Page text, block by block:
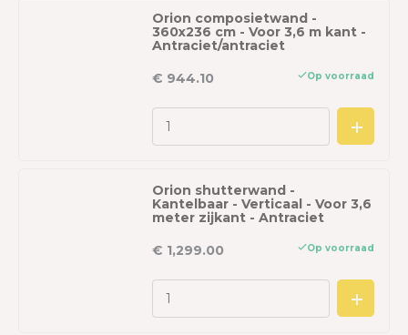
Orion composietwand -
360x236 cm - Voor 3,6 m kant -
Antraciet/antraciet
€ 944.10
Op voorraad
Orion shutterwand -
Kantelbaar - Verticaal - Voor 3,6
meter zijkant - Antraciet
€ 1,299.00
Op voorraad